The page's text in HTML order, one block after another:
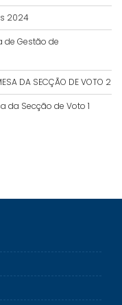
2024
de Gestão de
DA SECÇÃO DE VOTO 2
da Secção de Voto 1